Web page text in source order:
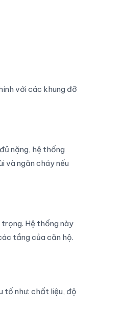
với các khung đỡ
nặng, hệ thống
và ngăn cháy nếu
Hệ thống này
tầng của căn hộ.
tố như: chất liệu, độ